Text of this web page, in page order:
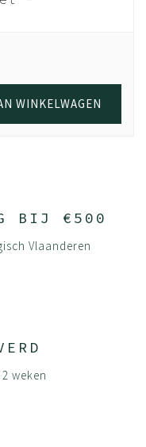
WINKELWAGEN
BIJ €500
Vlaanderen
weken